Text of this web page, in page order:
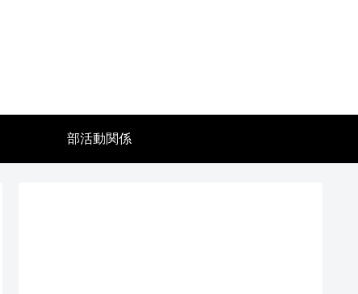
部活動関係